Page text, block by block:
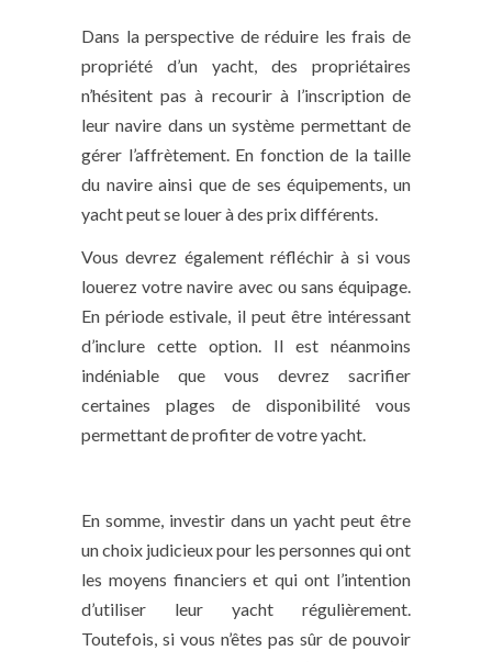
Dans la perspective de réduire les frais de
propriété d’un yacht, des propriétaires
n’hésitent pas à recourir à l’inscription de
leur navire dans un système permettant de
gérer l’affrètement. En fonction de la taille
du navire ainsi que de ses équipements, un
yacht peut se louer à des prix différents.
Vous devrez également réfléchir à si vous
louerez votre navire avec ou sans équipage.
En période estivale, il peut être intéressant
d’inclure cette option. Il est néanmoins
indéniable que vous devrez sacrifier
certaines plages de disponibilité vous
permettant de profiter de votre yacht.
En somme, investir dans un yacht peut être
un choix judicieux pour les personnes qui ont
les moyens financiers et qui ont l’intention
d’utiliser leur yacht régulièrement.
Toutefois, si vous n’êtes pas sûr de pouvoir